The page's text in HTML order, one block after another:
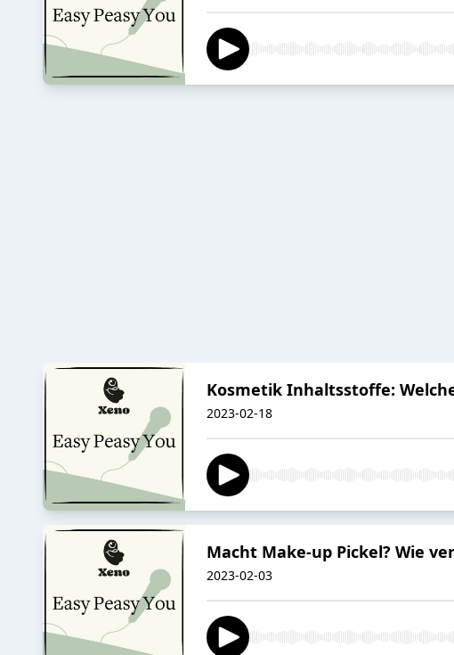
Kosmetik Inhaltsstoffe:
2023-02-18
Macht Make-up Pickel? Wie
2023-02-03